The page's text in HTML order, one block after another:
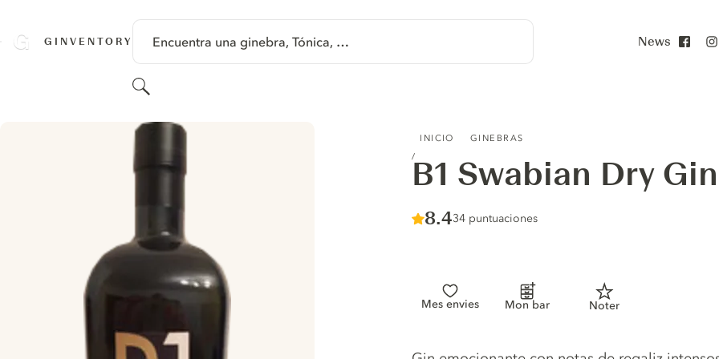
GINVENTORY Encuentra una ginebra, Tónica, …
Buscar
News
INICIO GINEBRAS
B1 Swabian Dry Gin
Score :
8.4/ 10
34 puntuaciones
Mes envies Mon bar Noter